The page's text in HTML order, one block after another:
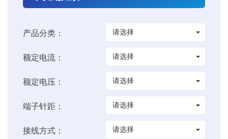
产品分类： 请选择
额定电流： 请选择
额定电压： 请选择
端子针距： 请选择
接线方式： 请选择